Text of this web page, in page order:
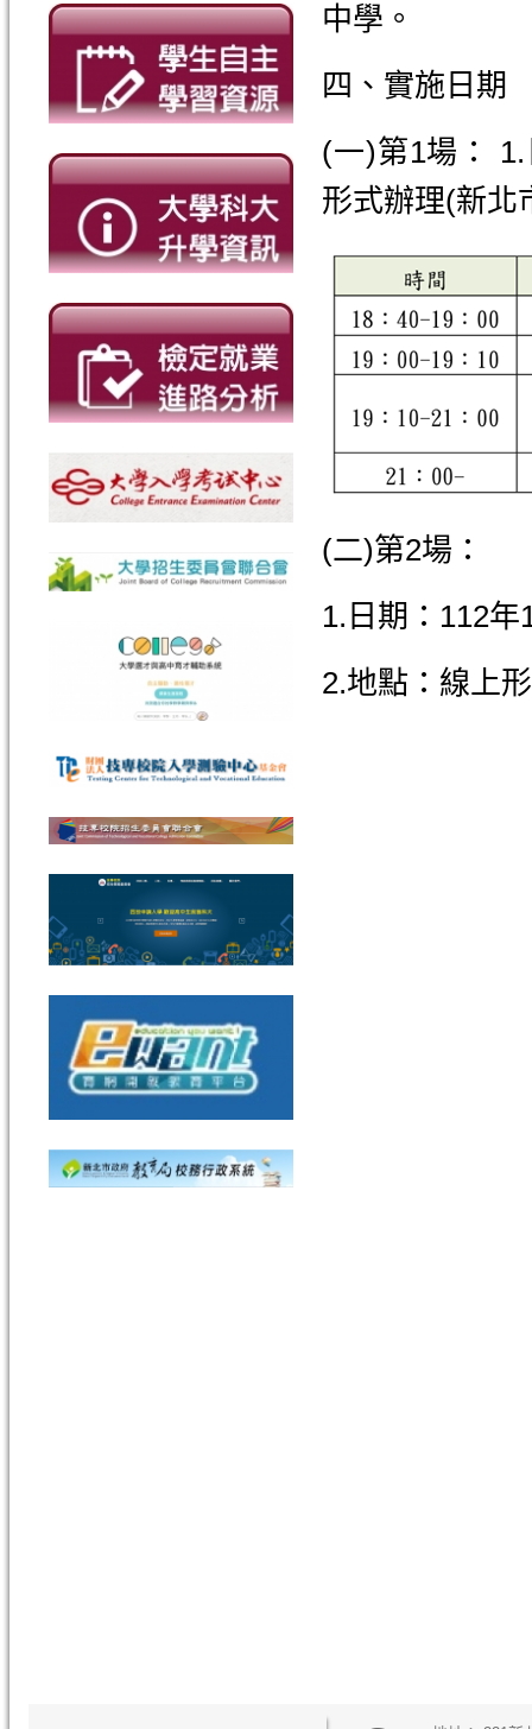
中學。
四、實施日
(一)第1場：
形式辦理(新北
(二)第2場：
1.日期：112
2.地點：線上